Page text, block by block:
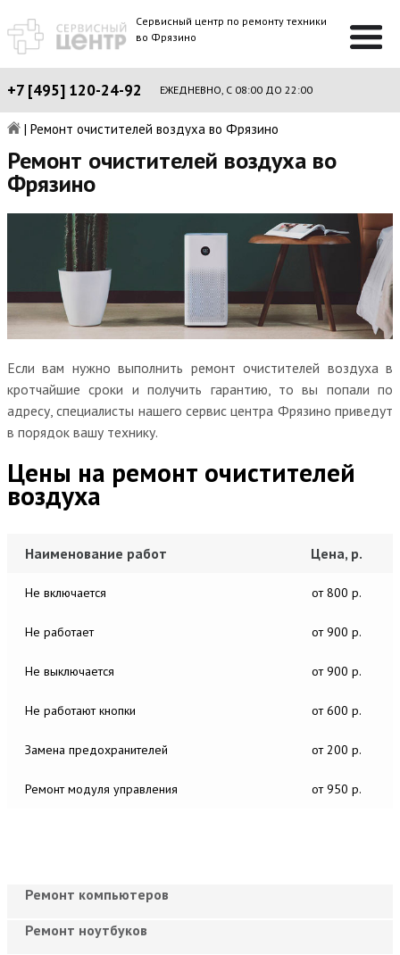
Сервисный центр по ремонту техники
во Фрязино
+7 [495] 120-24-92 ЕЖЕДНЕВНО, С 08:00 ДО 22:00
| Ремонт очистителей воздуха во Фрязино
Ремонт очистителей воздуха во
Фрязино
Если вам нужно выполнить ремонт очистителей воздуха в
кротчайшие сроки и получить гарантию, то вы попали по
адресу, специалисты нашего сервис центра Фрязино приведут
в порядок вашу технику.
Цены на ремонт очистителей
воздуха
Наименование работ Цена, р.
Не включается от 800 р.
Не работает от 900 р.
Не выключается от 900 р.
Не работают кнопки от 600 р.
Замена предохранителей от 200 р.
Ремонт модуля управления от 950 р.
Ремонт компьютеров
Ремонт ноутбуков